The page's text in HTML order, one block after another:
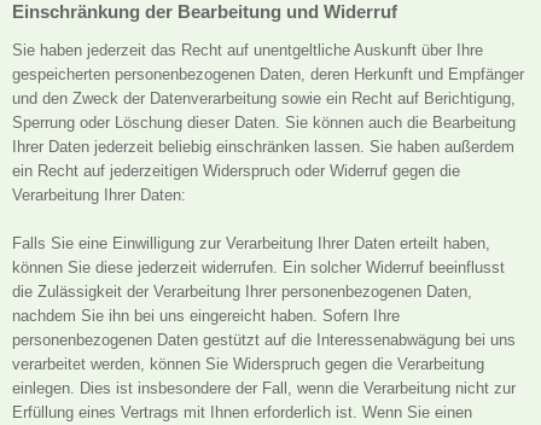
Einschränkung der Bearbeitung und Widerruf
Sie haben jederzeit das Recht auf unentgeltliche Auskunft über Ihre
gespeicherten personenbezogenen Daten, deren Herkunft und Empfänger
und den Zweck der Datenverarbeitung sowie ein Recht auf Berichtigung,
Sperrung oder Löschung dieser Daten. Sie können auch die Bearbeitung
Ihrer Daten jederzeit beliebig einschränken lassen. Sie haben außerdem
ein Recht auf jederzeitigen Widerspruch oder Widerruf gegen die
Verarbeitung Ihrer Daten:
Falls Sie eine Einwilligung zur Verarbeitung Ihrer Daten erteilt haben,
können Sie diese jederzeit widerrufen. Ein solcher Widerruf beeinflusst
die Zulässigkeit der Verarbeitung Ihrer personenbezogenen Daten,
nachdem Sie ihn bei uns eingereicht haben. Sofern Ihre
personenbezogenen Daten gestützt auf die Interessenabwägung bei uns
verarbeitet werden, können Sie Widerspruch gegen die Verarbeitung
einlegen. Dies ist insbesondere der Fall, wenn die Verarbeitung nicht zur
Erfüllung eines Vertrags mit Ihnen erforderlich ist. Wenn Sie einen